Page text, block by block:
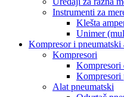
Instrumenti za
Klešta
Unimer
Kompresor i pneumatski
Kompresori
Kompresori
Kompresori
Alat pneumatski